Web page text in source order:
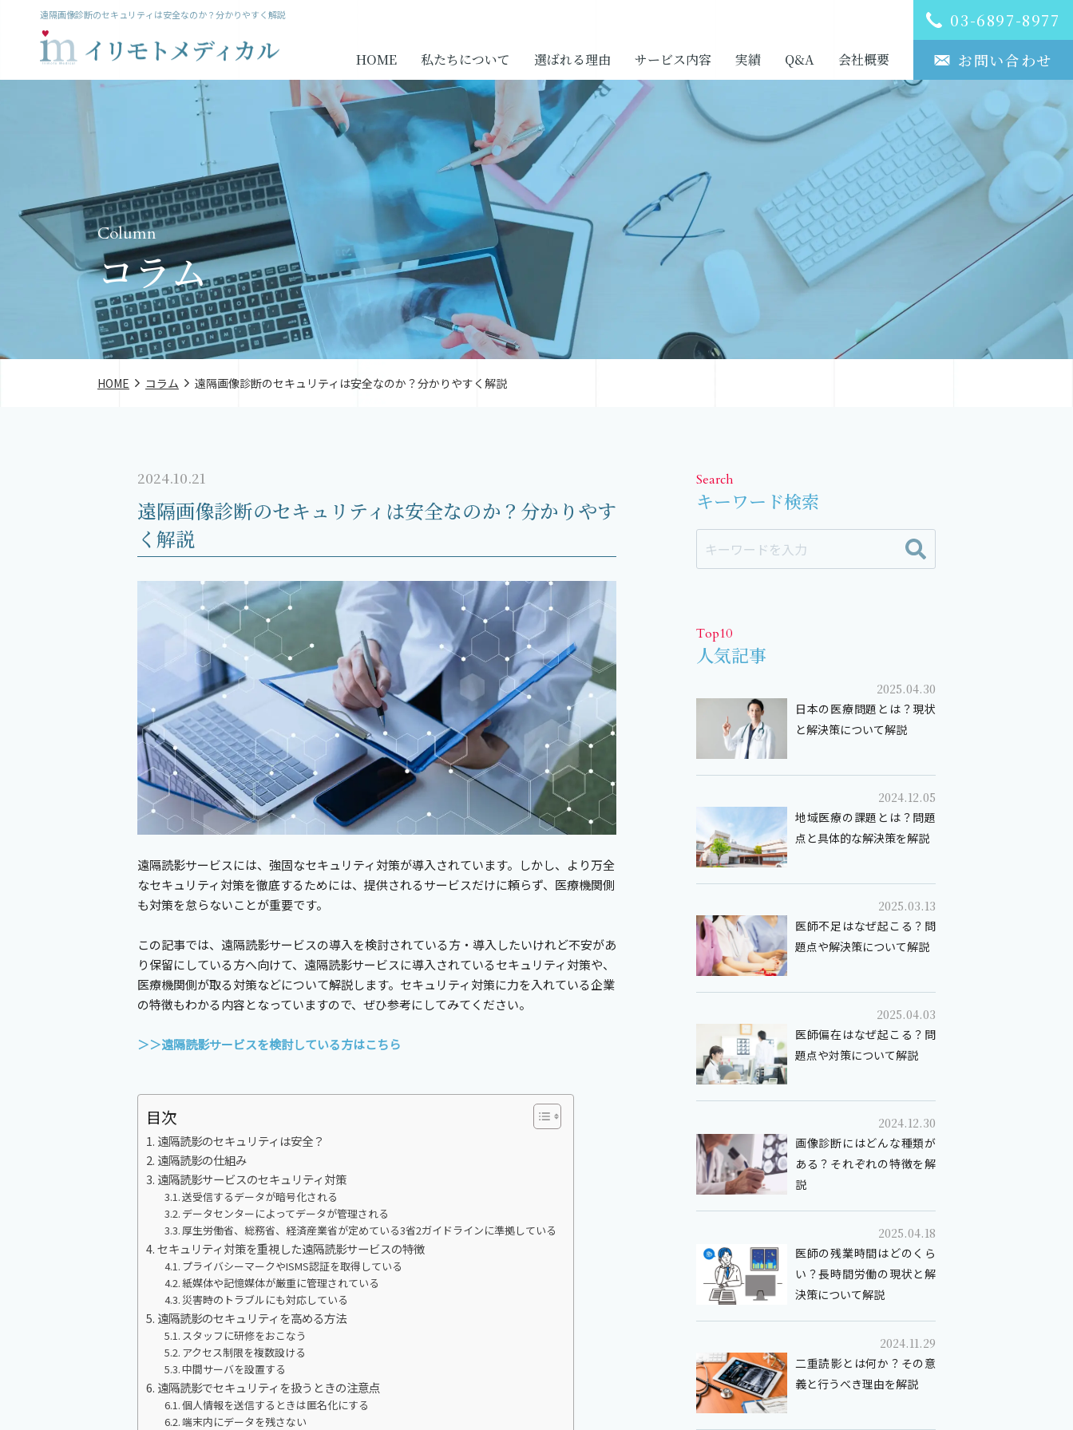
遠隔画像診断のセキュリティは安全なのか？分かりやすく解説
HOME 私たちについて 選ばれる理由 サービス内容 実績 Q&A 会社概要
03-6897-8977
お問い合わせ
Column
コラム
HOME コラム 遠隔画像診断のセキュリティは安全なのか？分かりやすく解説
2024.10.21
遠隔画像診断のセキュリティは安全なのか？分かりやす
く解説
遠隔読影サービスには、強固なセキュリティ対策が導入されています。しかし、より万全
なセキュリティ対策を徹底するためには、提供されるサービスだけに頼らず、医療機関側
も対策を怠らないことが重要です。
この記事では、遠隔読影サービスの導入を検討されている方・導入したいけれど不安があ
り保留にしている方へ向けて、遠隔読影サービスに導入されているセキュリティ対策や、
医療機関側が取る対策などについて解説します。セキュリティ対策に力を入れている企業
の特徴もわかる内容となっていますので、ぜひ参考にしてみてください。
＞＞遠隔読影サービスを検討している方はこちら
目次
遠隔読影のセキュリティは安全？
遠隔読影の仕組み
遠隔読影サービスのセキュリティ対策
送受信するデータが暗号化される
データセンターによってデータが管理される
厚生労働省、総務省、経済産業省が定めている3省2ガイドラインに準拠している
セキュリティ対策を重視した遠隔読影サービスの特徴
プライバシーマークやISMS認証を取得している
紙媒体や記憶媒体が厳重に管理されている
災害時のトラブルにも対応している
遠隔読影のセキュリティを高める方法
スタッフに研修をおこなう
アクセス制限を複数設ける
中間サーバを設置する
遠隔読影でセキュリティを扱うときの注意点
個人情報を送信するときは匿名化にする
端末内にデータを残さない
Search
キーワード検索
Top10
人気記事
2025.04.30
日本の医療問題とは？現状
と解決策について解説
2024.12.05
地域医療の課題とは？問題
点と具体的な解決策を解説
2025.03.13
医師不足はなぜ起こる？問
題点や解決策について解説
2025.04.03
医師偏在はなぜ起こる？問
題点や対策について解説
2024.12.30
画像診断にはどんな種類が
ある？それぞれの特徴を解
説
2025.04.18
医師の残業時間はどのくら
い？長時間労働の現状と解
決策について解説
2024.11.29
二重読影とは何か？その意
義と行うべき理由を解説